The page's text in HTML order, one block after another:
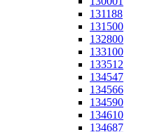
131188
131500
132800
133100
133512
134547
134566
134590
134610
134687